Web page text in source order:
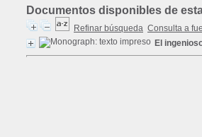
Documentos disponibles de
Refinar búsqueda Consulta a
El